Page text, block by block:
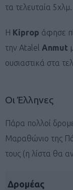
τα τελευταία 5χλμ.
Η Kiprop άφησε
την Atalel Anmut
oυσιαστικά στα
Οι Έλληνες
Πάρα πολλοί
Μαραθώνιο της
τους (η λίστα θα
Δρομέας